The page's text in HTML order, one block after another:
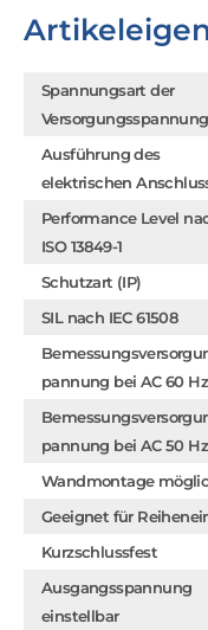
Spannungsart der
Versorgungsspannung
Ausführung des
elektrischen
Performance Level
ISO 13849-1
Schutzart (IP)
SIL nach IEC 61508
pannung bei AC 60 Hz
pannung bei AC 50 Hz
Wandmontage
Geeignet für
Kurzschlussfest
Ausgangsspannung
einstellbar